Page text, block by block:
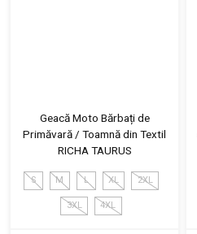
Geacă Moto Bărbați de
Primăvară / Toamnă din Textil
RICHA TAURUS
S M L XL 2XL
3XL 4XL